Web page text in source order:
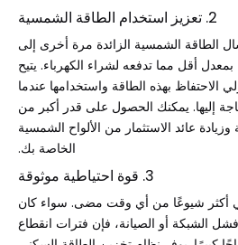
2. تعزيز استخدام الطاقة الشمسية
الطاقة الشمسية الزائدة مرة أخرى إلى
أقل مما تدفعه لشراء الكهرباء. يتيح
الاحتفاظ بهذه الطاقة واستخدامها عندما
إليها. يمكنك الحصول على قدر أكبر من
عائد الاستثمار من الألواح الشمسية
الخاصة بك.
3. قوة احتياطية موثوقة
أكثر شيوعًا من أي وقت مضى. سواء كان
الشبكة أو الصيانة، فإن فترات انقطاع